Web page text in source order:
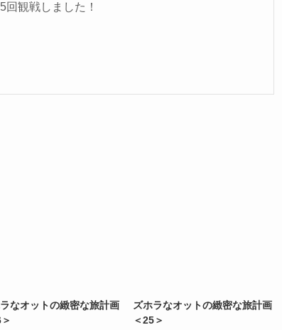
観戦しました！
なオットの緻密な旅計画
ズホラなオットの緻密な旅計画
＜25＞